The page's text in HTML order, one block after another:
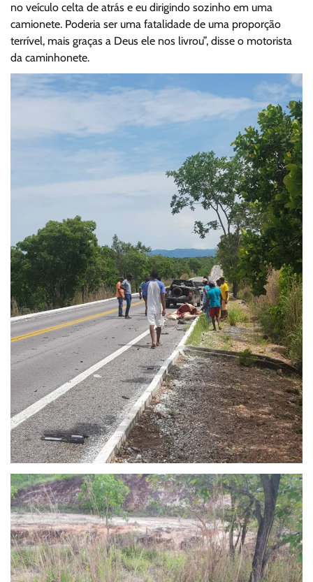
no veículo celta de atrás e eu dirigindo sozinho em uma
camionete. Poderia ser uma fatalidade de uma proporção
terrível, mais graças a Deus ele nos livrou”, disse o motorista
da caminhonete.